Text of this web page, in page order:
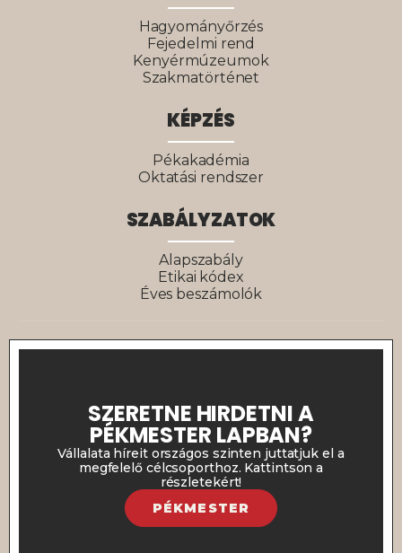
Hagyományőrzés
Fejedelmi rend
Kenyérmúzeumok
Szakmatörténet
KÉPZÉS
Pékakadémia
Oktatási rendszer
SZABÁLYZATOK
Alapszabály
Etikai kódex
Éves beszámolók
SZERETNE HIRDETNI A
PÉKMESTER LAPBAN?
Vállalata híreit országos szinten juttatjuk el a
megfelelő célcsoporthoz. Kattintson a
részletekért!
PÉKMESTER